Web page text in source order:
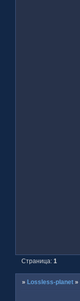
Страница:1
» Lossless-planet »